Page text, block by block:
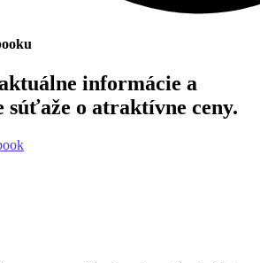
informácie a
súťaže o atraktívne ceny.